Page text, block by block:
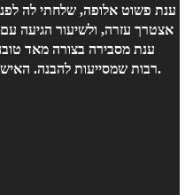
ענת פשוט אלופה, שלחתי לה
אצטרך עזרה, ולשיעור הגיעה
ענת מסבירה בצורה מאד
רבות שמסייעות להבנה. האישיות הנעימה והמקסימה שלה הן בונוס.